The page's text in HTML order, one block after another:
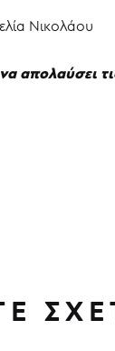
Νικολάου
απολαύσει